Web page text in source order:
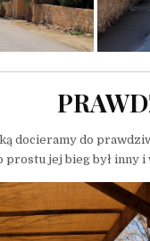
docieramy do
jej bieg był inny i